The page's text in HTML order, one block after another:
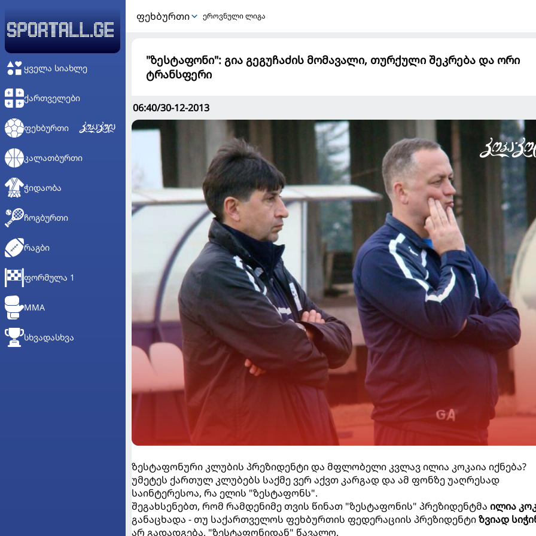
ᲧᲕᲔᲚᲐ ᲡᲘᲐᲮᲚᲔ
ᲥᲐᲠᲗᲕᲔᲚᲔᲑᲘ
ᲤᲔᲮᲑᲣᲠᲗᲘ
ᲙᲐᲚᲐᲗᲑᲣᲠᲗᲘ
ᲭᲘᲓᲐᲝᲑᲐ
ᲩᲝᲒᲑᲣᲠᲗᲘ
ᲠᲐᲒᲑᲘ
ᲤᲝᲠᲛᲣᲚᲐ 1
MMA
ᲡᲮᲕᲐᲓᲐᲡᲮᲕᲐ
ᲤᲔᲮᲑᲣᲠᲗᲘ ეროვნული ლიგა
"ზესტაფონი": გია გეგუჩაძის მომავალი, თურქული შეკრება და ორი
ტრანსფერი
06:40/30-12-2013
ზესტაფონური კლუბის პრეზიდენტი და მფლობელი კვლავ ილია კოკაია იქნება?
უმეტეს ქართულ კლუბებს საქმე ვერ აქვთ კარგად და ამ ფონზე უაღრესად
საინტერესოა, რა ელის "ზესტაფონს".
შეგახსენებთ, რომ რამდენიმე თვის წინათ "ზესტაფონის" პრეზიდენტმა ილია
განაცხადა - თუ საქართველოს ფეხბურთის ფედერაციის პრეზიდენტიზვიად
არ გადადგება, "ზესტაფონიდან" წავალო.